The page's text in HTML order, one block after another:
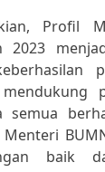
Profil
2023
semua
baik